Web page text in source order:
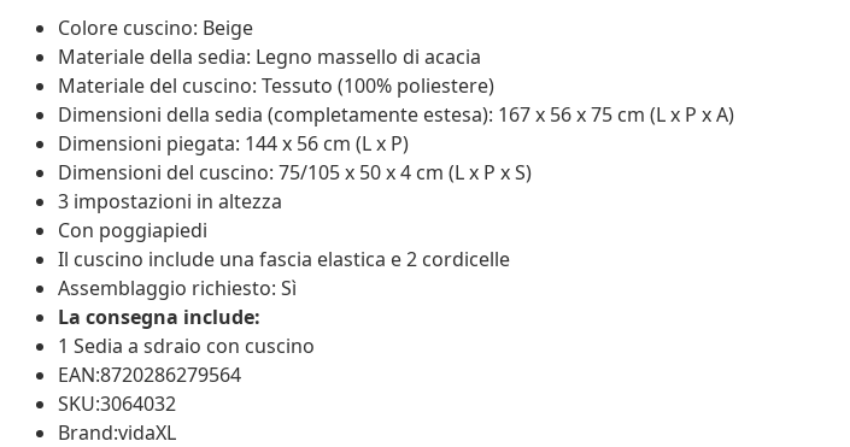
Colore cuscino: Beige
Materiale della sedia: Legno massello di acacia
Materiale del cuscino: Tessuto (100% poliestere)
Dimensioni della sedia (completamente estesa): 167 x 56 x 75 cm (L x P x A)
Dimensioni piegata: 144 x 56 cm (L x P)
Dimensioni del cuscino: 75/105 x 50 x 4 cm (L x P x S)
3 impostazioni in altezza
Con poggiapiedi
Il cuscino include una fascia elastica e 2 cordicelle
Assemblaggio richiesto: Sì
La consegna include:
1 Sedia a sdraio con cuscino
EAN:8720286279564
SKU:3064032
Brand:vidaXL